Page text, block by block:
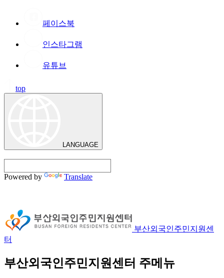
페이스북
인스타그램
유튜브
top
LANGUAGE
Powered by Translate
부산외국인주민지원센
터
부산외국인주민지원센터 주메뉴